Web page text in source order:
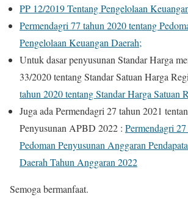
PP 12/2019 Tentang Pengelolaan
Permendagri 77 tahun 2020 tentang
Pengelolaan Keuangan Daerah;
Untuk dasar penyusunan Standar Harga
33/2020 tentang Standar Satuan Harga
tahun 2020 tentang Standar Harga Satuan
Juga ada Permendagri 27 tahun 2021
Penyusunan APBD 2022 : Permendagri
Pedoman Penyusunan Anggaran
Daerah Tahun Anggaran 2022
Semoga bermanfaat.